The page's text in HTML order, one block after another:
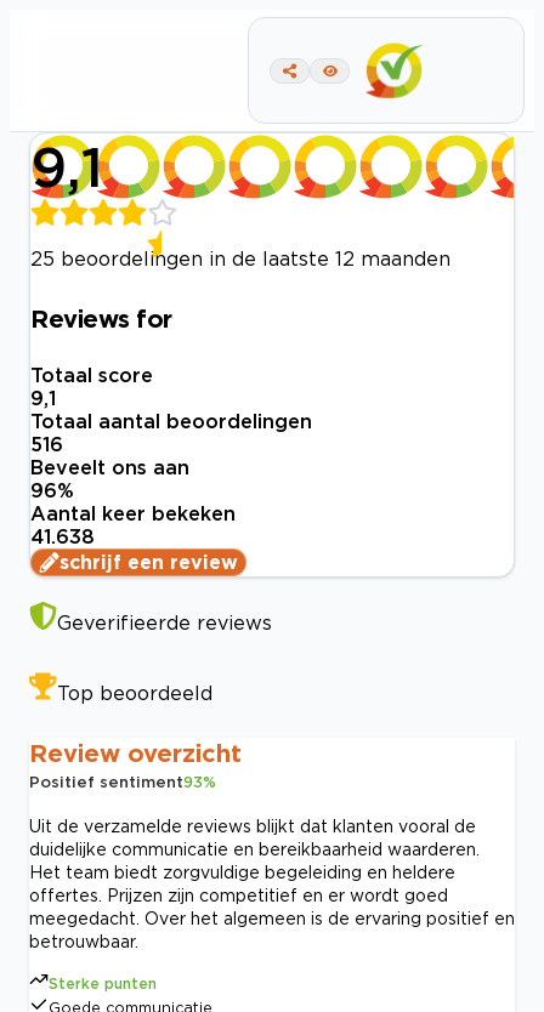
9,1
25 beoordelingen in de laatste 12 maanden
Reviews for
Totaal score
9,1
Totaal aantal beoordelingen
516
Beveelt ons aan
96%
Aantal keer bekeken
41.638
schrijf een review
Geverifieerde reviews
Top beoordeeld
Review overzicht
Positief sentiment93%
Uit de verzamelde reviews blijkt dat klanten vooral de
duidelijke communicatie en bereikbaarheid waarderen.
Het team biedt zorgvuldige begeleiding en heldere
offertes. Prijzen zijn competitief en er wordt goed
meegedacht. Over het algemeen is de ervaring positief en
betrouwbaar.
Sterke punten
Goede communicatie